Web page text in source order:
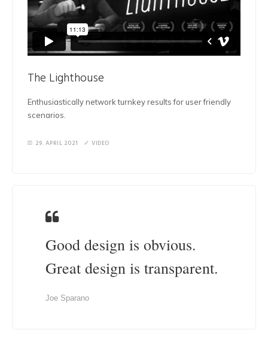
The Lighthouse
Enthusiastically network turnkey results for user friendly
scenarios.
29. APRIL 2021 VIDEO
Good design is obvious.
Great design is transparent.
Joe Sparano